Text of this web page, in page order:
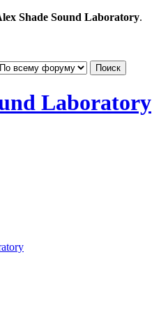
Shade Sound Laboratory.
Laboratory